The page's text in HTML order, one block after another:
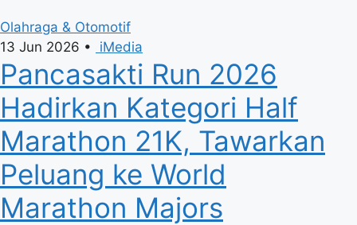
Olahraga & Otomotif
13 Jun 2026 • iMedia
Pancasakti Run 2026
Hadirkan Kategori Half
Marathon 21K, Tawarkan
Peluang ke World
Marathon Majors